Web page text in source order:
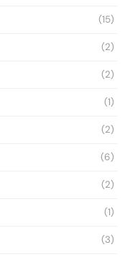
(15)
(2)
(2)
(1)
(2)
(6)
(2)
(1)
(3)